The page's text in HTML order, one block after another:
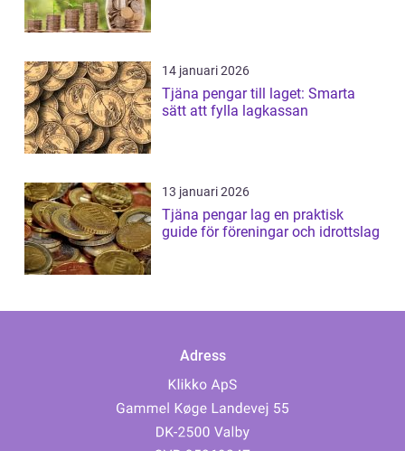
14 januari 2026
Tjäna pengar till laget: Smarta
sätt att fylla lagkassan
13 januari 2026
Tjäna pengar lag en praktisk
guide för föreningar och idrottslag
Adress